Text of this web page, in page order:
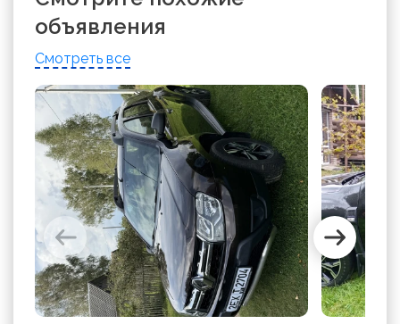
объявления
Смотреть все